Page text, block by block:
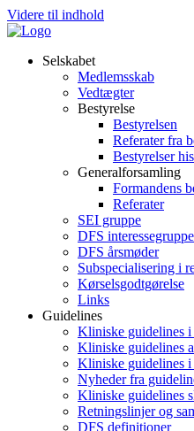
Videre til indhold
Selskabet
Medlemsskab
Vedtægter
Bestyrelse
Bestyrelsen
Referater fra
Bestyrelser
Generalforsamling
Formandens
Referater
SEI gruppe
DFS
DFS årsmøder
Subspecialisering i
Kørselsgodtgørelse
Links
Guidelines
Kliniske guidelines i
Kliniske guidelines
Kliniske guidelines
Nyheder fra
Kliniske guidelines
Retningslinjer og
DFS definitioner